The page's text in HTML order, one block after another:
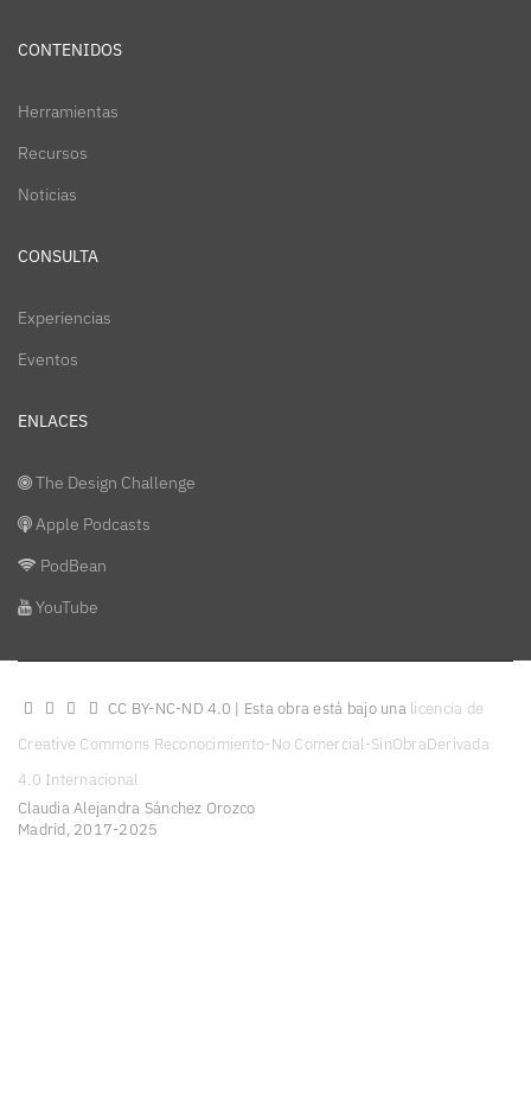
CONTENIDOS
Herramientas
Recursos
Noticias
CONSULTA
Experiencias
Eventos
ENLACES
The Design Challenge
Apple Podcasts
PodBean
YouTube
CC BY-NC-ND 4.0 | Esta obra está bajo una licencia de
Creative Commons Reconocimiento-No Comercial-SinObraDerivada
4.0 Internacional
Claudia Alejandra Sánchez Orozco
Madrid, 2017-2025